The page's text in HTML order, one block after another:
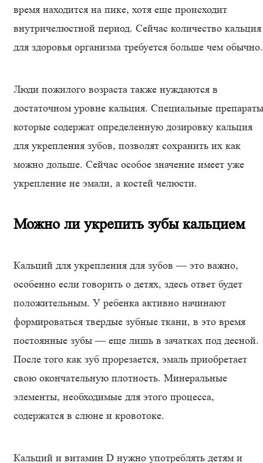
время находится на пике, хотя еще происходит
внутричелюстной период. Сейчас количество кальция
для здоровья организма требуется больше чем обычно.
Люди пожилого возраста также нуждаются в
достаточном уровне кальция. Специальные
которые содержат определенную дозировку кальция
для укрепления зубов, позволят сохранить их как
можно дольше. Сейчас особое значение имеет уже
укрепление не эмали, а костей челюсти.
Можно ли укрепить зубы кальцием
Кальций для укрепления для зубов — это важно,
особенно если говорить о детях, здесь ответ будет
положительным. У ребенка активно начинают
формироваться твердые зубные ткани, в это время
постоянные зубы — еще лишь в зачатках под десной.
После того как зуб прорезается, эмаль приобретает
свою окончательную плотность. Минеральные
элементы, необходимые для этого процесса,
содержатся в слюне и кровотоке.
Кальций и витамин D нужно употреблять детям и